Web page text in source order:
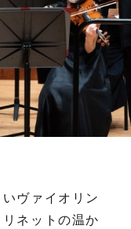
ヴァイオリン
ネットの温か